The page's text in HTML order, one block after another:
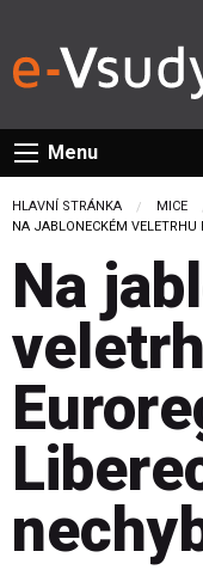
Menu
HLAVNÍ STRÁNKA
MICE
CURRENT:
NA JABLONECKÉM VELETRHU
Na